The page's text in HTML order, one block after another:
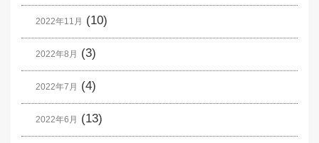
2022年11月 (10)
2022年8月 (3)
2022年7月 (4)
2022年6月 (13)